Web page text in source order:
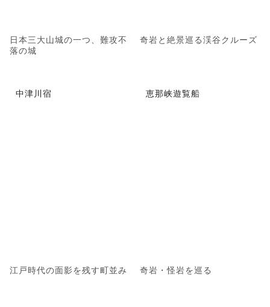
日本三大山城の一つ、難攻不
落の城
奇岩と絶景巡る渓谷クルーズ
中津川宿
江戸時代の面影を残す町並み
恵那峡遊覧船
奇岩・怪岩を巡る